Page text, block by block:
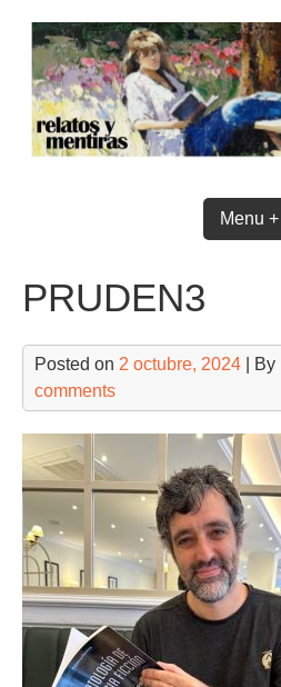
content
Menu +
PRUDEN3
Posted on 2 octubre, 2024 | By
comments